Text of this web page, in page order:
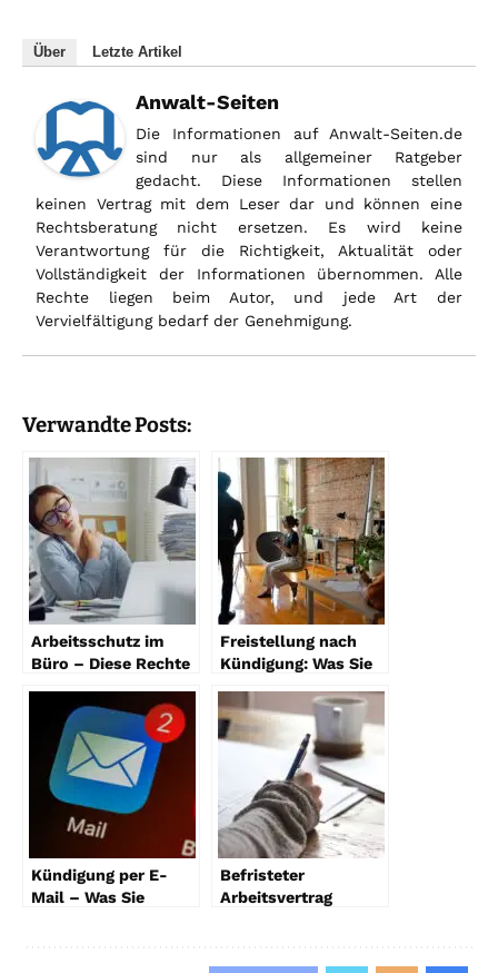
Über Letzte Artikel
Anwalt-Seiten
Die Informationen auf Anwalt-Seiten.de
sind nur als allgemeiner Ratgeber
gedacht. Diese Informationen stellen
keinen Vertrag mit dem Leser dar und können eine
Rechtsberatung nicht ersetzen. Es wird keine
Verantwortung für die Richtigkeit, Aktualität oder
Vollständigkeit der Informationen übernommen. Alle
Rechte liegen beim Autor, und jede Art der
Vervielfältigung bedarf der Genehmigung.
Verwandte Posts:
Arbeitsschutz im
Büro – Diese Rechte
Freistellung nach
Kündigung: Was Sie
Kündigung per E-
Mail – Was Sie
Befristeter
Arbeitsvertrag
für Arbeitnehmer